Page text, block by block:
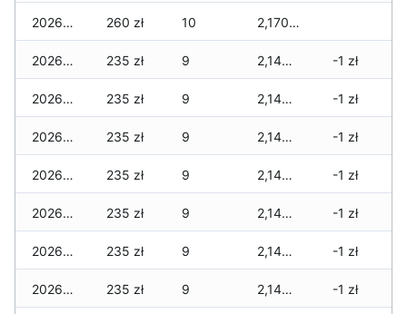
2026-03-01 260 zł 10 2,170 zł
2026-02-27 235 zł 9 2,145 zł -1 zł
2026-02-26 235 zł 9 2,145 zł -1 zł
2026-02-25 235 zł 9 2,145 zł -1 zł
2026-02-24 235 zł 9 2,145 zł -1 zł
2026-02-23 235 zł 9 2,145 zł -1 zł
2026-02-22 235 zł 9 2,145 zł -1 zł
2026-02-21 235 zł 9 2,145 zł -1 zł